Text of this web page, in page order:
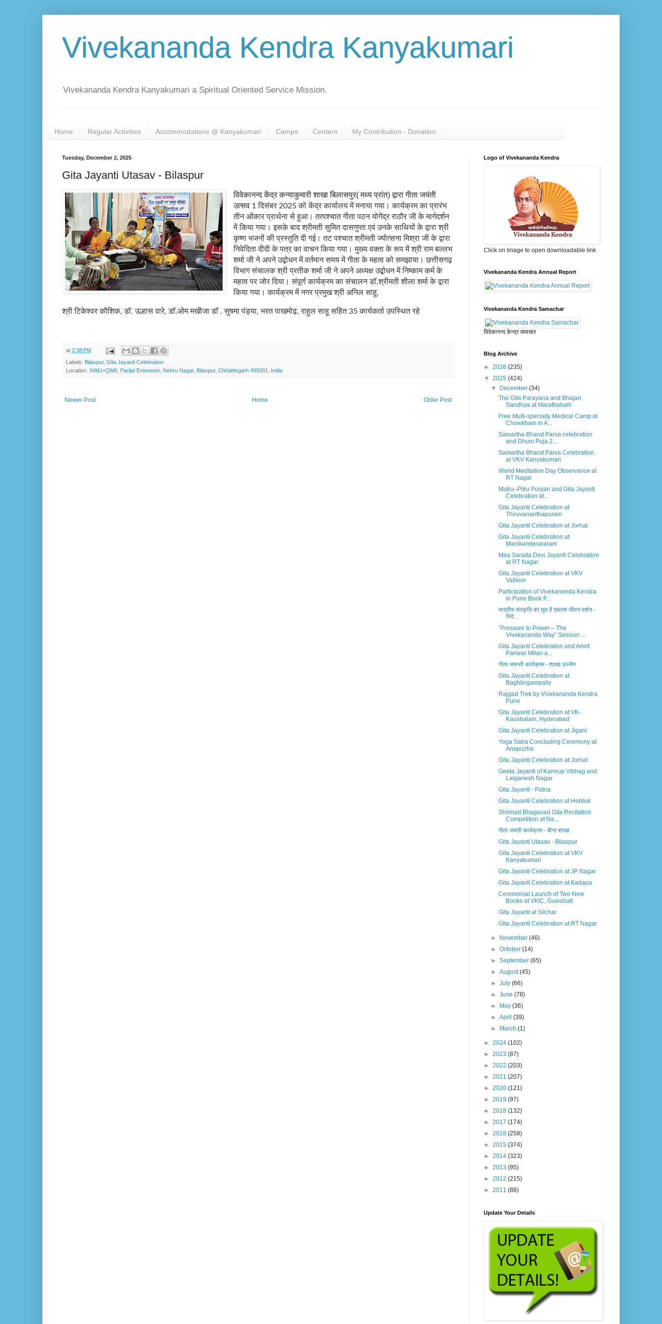
Vivekananda Kendra Kanyakumari
Vivekananda Kendra Kanyakumari a Spiritual Oriented Service Mission.
Home Regular Activities Accommodations @ Kanyakumari Camps Centers My Contribution - Donation
Tuesday, December 2, 2025
Gita Jayanti Utasav - Bilaspur
विवेकानन्द केंद्र कन्याकुमारी शाखा बिलासपुर( मध्य प्रांत) द्वारा गीता जयंती
उत्सव 1दिसंबर 2025को केंद्र कार्यालय में मनाया गया। कार्यक्रम का प्रारंभ
तीन ओंकार प्रार्थना से हुआ। तत्पश्चात गीता पठन योगेंद्र राठौर जी के मार्गदर्शन
में किया गया। इसके बाद श्रीमती सुमित दासगुप्ता एवं उनके साथियों के द्वारा श्री
कृष्ण भजनों की प्रस्तुति दी गई। तट पश्चात श्रीमती ज्योत्सना मिश्रा जी के द्वारा
निवेदिता दीदी के पत्र का वाचन किया गया। मुख्य वक्ता के रूप में श्री राम बल्लभ
शर्मा जी ने अपने उद्बोधन में वर्तमान समय में गीता के महत्व को समझाया। छत्तीसगढ़
विभाग संचालक श्री प्रतीक शर्मा जी ने अपने अध्यक्ष उद्बोधन में निष्काम कर्म के
महत्व पर जोर दिया। संपूर्ण कार्यक्रम का संचालन डॉ.श्रीमती शीला शर्मा के द्वारा
किया गया। कार्यक्रम में नगर प्रमुख श्री अनिल साहू,
श्री टिकेश्वर कौशिक,डॉ. उल्हास वारे,डॉ.ओम मखीजा डॉ . सुषमा पंड्या, भरत पाखमोढ़,राहुल साहू सहित35कार्यकर्ता उपस्थित रहे
at 2:38 PM
Labels: Bilaspur, Gita Jayanti Celebration
Location: 34MJ+QM6, Parijat Extension, Nehru Nagar, Bilaspur, Chhattisgarh 495001, India
Newer Post Older Post
Home
Logo of Vivekananda Kendra
Click on Image to open downloadable link
Vivekananda Kendra Annual Report
Vivekananda Kendra Samachar
विवेकानन्द केन्द्र समाचार
Blog Archive
► 2026 (235)
▼ 2025 (424)
▼
December(34)
The Gita Parayana and Bhajan
Sandhya at Marathahalli
Free Multi-specialty Medical Camp at
Chowkham in A...
Samartha Bharat Parva celebration
and Dhuni Puja 2...
Samartha Bharat Parva Celebration
at VKV Kanyakumari
World Meditation Day Observance at
RT Nagar
Matru–Pitru Poojan and Gita Jayanti
Celebration at...
Gita Jayanti Celebration at
Thiruvananthapuram
Gita Jayanti Celebration at Jorhat
Gita Jayanti Celebration at
Manikandeswaram
Maa Sarada Devi Jayanti Celebration
at RT Nagar
Gita Jayanti Celebration at VKV
Vallioor
Participation of Vivekananda Kendra
in Pune Book F...
भारतीय संस्कृति का मूल है एकात्म जीवन दर्शन -
निवे...
“Pressure to Power – The
Vivekananda Way” Session ...
Gita Jayanti Celebration and Amrit
Pariwar Milan a...
गीता जयन्ती कार्यक्रम - शाखा उज्जैन
Gita Jayanti Celebration at
Baghlingampally
Rajgad Trek by Vivekananda Kendra
Pune
Gita Jayanti Celebration at VK-
Kaushalam, Hyderabad
Gita Jayanti Celebration at Jigani
Yoga Satra Concluding Ceremony at
Anapuzha
Gita Jayanti Celebration at Jorhat
Geeta Jayanti of Kamrup Vibhag and
Lalganesh Nagar
Gita Jayanti - Patna
Gita Jayanti Celebration at Hebbal
Shrimad Bhagavad Gita Recitation
Competition at Na...
गीता जयंती कार्यक्रम - बीना शाखा
Gita Jayanti Utasav - Bilaspur
Gita Jayanti Celebration at VKV
Kanyakumari
Gita Jayanti Celebration at JP Nagar
Gita Jayanti Celebration at Kadapa
Ceremonial Launch of Two New
Books at VKIC, Guwahati
Gita Jayanti at Silchar
Gita Jayanti Celebration at RT Nagar
► November(46)
►October(14)
►September(65)
►August(45)
►July(66)
►June(78)
►
May(36)
►April(39)
►
March(1)
► 2024 (102)
► 2023 (87)
► 2022 (203)
► 2021 (207)
► 2020 (121)
► 2019 (97)
► 2018 (132)
► 2017 (174)
► 2016 (258)
► 2015 (374)
► 2014 (323)
► 2013 (95)
► 2012 (215)
► 2011 (88)
Update Your Details